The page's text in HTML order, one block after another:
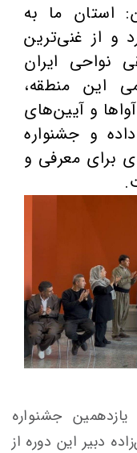
استان ما به
و از غنی‌ترین
نواحی ایران
این منطقه،
و آیین‌های
و جشنواره
برای معرفی و
جشنواره
دبیر این دوره از